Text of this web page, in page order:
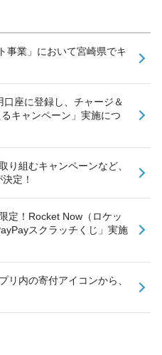
事業」において宮崎県でキ
口座に登録し、チャージ＆
キャンペーン」実施につ
り組むキャンペーンなど、
定！
定！Rocket Now（ロケッ
スクラッチくじ」実施
リ内の寄付アイコンから、